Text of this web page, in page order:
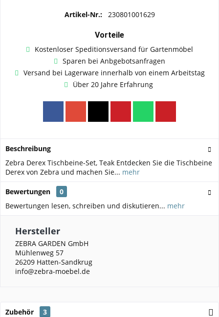
Artikel-Nr.: 230801001629
Vorteile
Kostenloser Speditionsversand für Gartenmöbel
Sparen bei Anbgebotsanfragen
Versand bei Lagerware innerhalb von einem Arbeitstag
Über 20 Jahre Erfahrung
Beschreibung
Zebra Derex Tischbeine-Set, Teak Entdecken Sie die Tischbeine
Derex von Zebra und machen Sie... mehr
Bewertungen
0
Bewertungen lesen, schreiben und diskutieren... mehr
Hersteller
ZEBRA GARDEN GmbH
Mühlenweg 57
26209 Hatten-Sandkrug
info@zebra-moebel.de
Zubehör 3